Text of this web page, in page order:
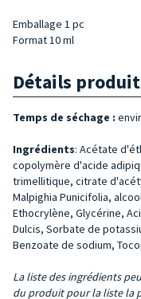
Emballage 1 pc
Format 10 ml
Détails
Temps de séchage :
Ingrédients: Acétate
copolymère d'acide
trimellitique, citrate
Malpighia Punicifolia,
Ethocrylène, Glycérine,
Dulcis, Sorbate de
Benzoate de sodium,
La liste des ingrédients
du produit pour la liste la